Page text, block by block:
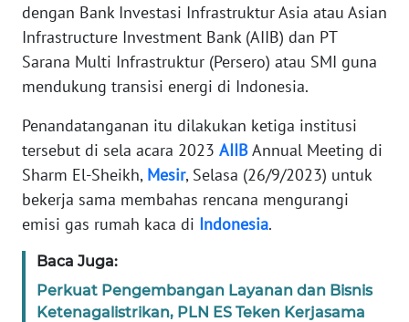
dengan Bank Investasi Infrastruktur Asia atau Asian
Infrastructure Investment Bank (AIIB) dan PT
Sarana Multi Infrastruktur (Persero) atau SMI guna
mendukung transisi energi di Indonesia.
Penandatanganan itu dilakukan ketiga institusi
tersebut di sela acara 2023 AIIBAnnual Meeting di
Sharm El-Sheikh, Mesir, Selasa (26/9/2023) untuk
bekerja sama membahas rencana mengurangi
emisi gas rumah kaca di Indonesia.
Baca Juga:
Perkuat Pengembangan Layanan dan Bisnis
Ketenagalistrikan, PLN ES Teken Kerjasama
REDAKSI
KARIR
DISCLAIMER
Wahana
News
Regional
WN